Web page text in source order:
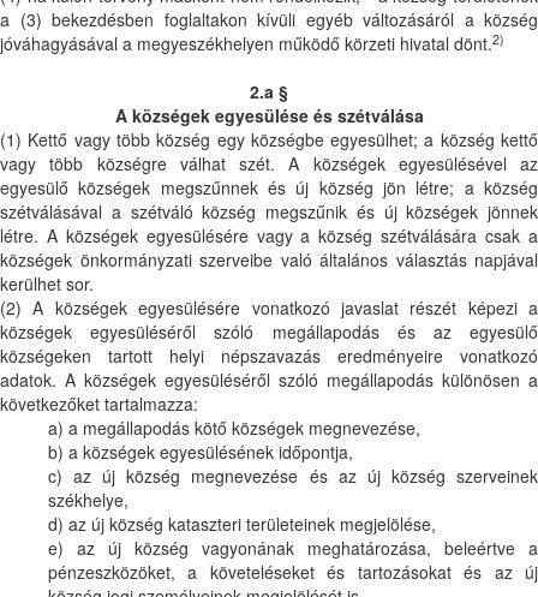
a (3) bekezdésben foglaltakon kívüli egyéb változásáról a község
jóváhagyásával a megyeszékhelyen működő körzeti hivatal dönt.2)
2.a §
A községek egyesülése és szétválása
(1) Kettő vagy több község egy községbe egyesülhet; a község kettő
vagy több községre válhat szét. A községek egyesülésével az
egyesülő községek megszűnnek és új község jön létre; a község
szétválásával a szétváló község megszűnik és új községek jönnek
létre. A községek egyesülésére vagy a község szétválására csak a
községek önkormányzati szerveibe való általános választás napjával
kerülhet sor.
(2) A községek egyesülésére vonatkozó javaslat részét képezi a
községek egyesüléséről szóló megállapodás és az egyesülő
községeken tartott helyi népszavazás eredményeire vonatkozó
adatok. A községek egyesüléséről szóló megállapodás különösen a
következőket tartalmazza:
a) a megállapodás kötő községek megnevezése,
b) a községek egyesülésének időpontja,
c) az új község megnevezése és az új község szerveinek
székhelye,
d) az új község kataszteri területeinek megjelölése,
e) az új község vagyonának meghatározása, beleértve a
pénzeszközöket, a követeléseket és tartozásokat és az új